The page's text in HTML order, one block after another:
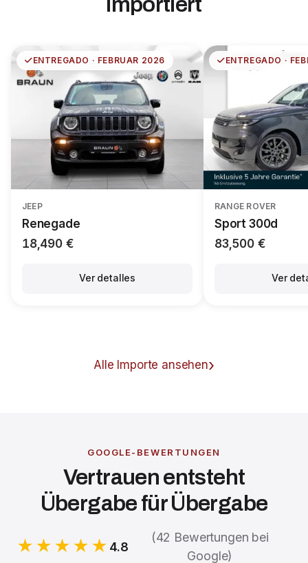
ENTREGADO · FEBRUAR 2026
JEEP
Renegade
18,490 €
Ver detalles
ENTREGADO ·
RANGE ROVER
Sport 300d
83,500 €
Ver
Alle Importe ansehen
GOOGLE-BEWERTUNGEN
Vertrauen entsteht
Übergabe für Übergabe
★★★★★ 4.8
(42 Bewertungen bei
Google)